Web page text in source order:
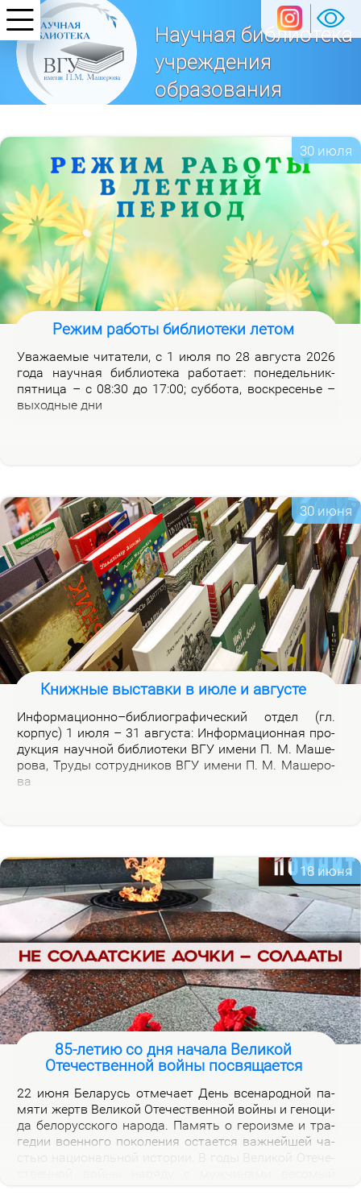
Научная библиотека
учреждения
образования
государственный университет
имени П. М. Машерова»
30 июля
Режим работы библиотеки летом
Ува­жа­е­мые чи­та­те­ли, с 1 июля по 28 ав­гу­ста 2026
го­да на­уч­ная биб­лио­те­ка ра­бо­та­ет: по­не­дель­ник-
пят­ни­ца – с 08:30 до 17:00; суб­бо­та, вос­кре­се­нье –
вы­ход­ные дни
30 июня
Книжные выставки в июле и августе
Ин­фор­ма­ци­он­но–биб­лио­гра­фи­че­ский от­дел (гл.
кор­пус) 1 июля – 31 ав­гу­ста: Ин­фор­ма­ци­он­ная про­
дук­ция на­уч­ной биб­лио­те­ки ВГУ име­ни П. М. Ма­ше­
ро­ва, Тру­ды со­труд­ни­ков ВГУ име­ни П. М. Ма­ше­ро­
ва
18 июня
85-летию со дня начала Великой
Отечественной войны посвящается
22 июня Бе­ла­русь от­ме­ча­ет День все­на­род­ной па­
мя­ти жертв Ве­ли­кой Оте­че­ствен­ной вой­ны и ге­но­ци­
да бе­ло­рус­ско­го на­ро­да. Па­мять о ге­ро­из­ме и тра­
ге­дии во­ен­но­го по­ко­ле­ния оста­ет­ся важ­ней­шей ча­